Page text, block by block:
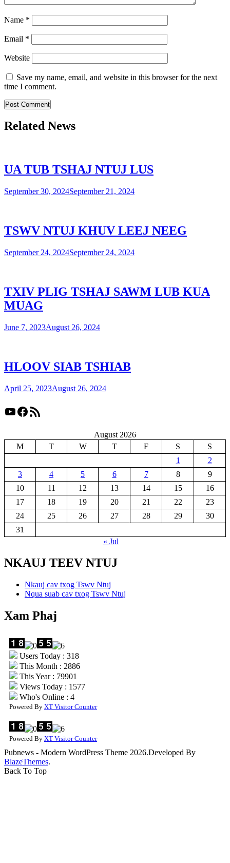
Name *
Email *
Website
Save my name, email, and website in this browser for the next
time I comment.
Related News
UA TUB TSHAJ NTUJ LUS
September 30, 2024September 21, 2024
TSWV NTUJ KHUV LEEJ NEEG
September 24, 2024September 24, 2024
TXIV PLIG TSHAJ SAWM LUB KUA
MUAG
June 7, 2023August 26, 2024
HLOOV SIAB TSHIAB
April 25, 2023August 26, 2024
YouTube
Facebook
RSS Feed
August 2026
M
T W T F S
S
1
2
3
4 5 6 7 8
9
10
11 12 13 14 15
16
17
18 19 20 21 22
23
24
25 26 27 28 29
30
31
« Jul
NKAUJ TEEV NTUJ
Nkauj cav txog Tswv Ntuj
Nqua suab cav txog Tswv Ntuj
Xam Phaj
Users Today : 318
This Month : 2886
This Year : 79901
Views Today : 1577
Who's Online : 4
Powered By XT Visitor Counter
Powered By XT Visitor Counter
Pubnews - Modern WordPress Theme 2026.Developed By
BlazeThemes.
Back To Top